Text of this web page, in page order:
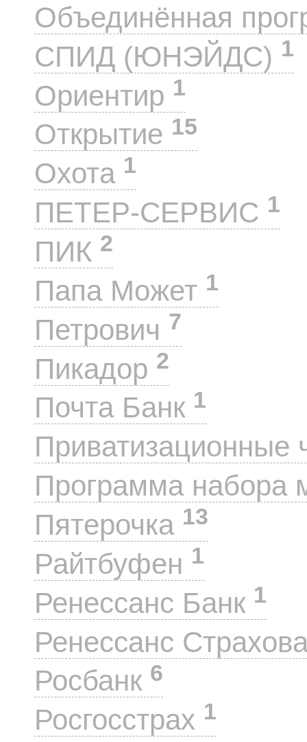
Объединённая
СПИД (ЮНЭЙДС) 1
Ориентир 1
Открытие 15
Охота 1
ПЕТЕР-СЕРВИС 1
ПИК 2
Папа Может 1
Петрович 7
Пикадор 2
Почта Банк 1
Приватизационные
Программа набора
Пятерочка 13
Райтбуфен 1
Ренессанс Банк 1
Ренессанс
Росбанк 6
Росгосстрах 1